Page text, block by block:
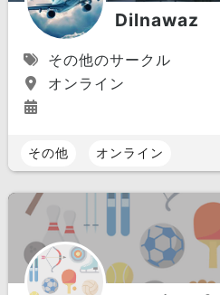
Dilnawaz
その他のサークル
オンライン
その他 オンライン